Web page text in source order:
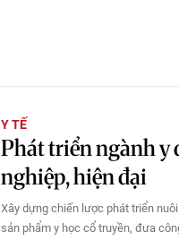
Y TẾ
Phát triển ngành y
nghiệp, hiện đại
Xây dựng chiến lược phát triển
sản phẩm y học cổ truyền, đưa